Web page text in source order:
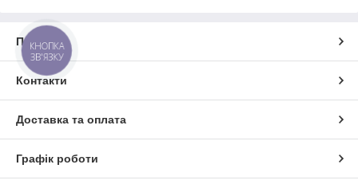
Про нас
Контакти
Доставка та оплата
Графік роботи
КНОПКА
ЗВ'ЯЗКУ